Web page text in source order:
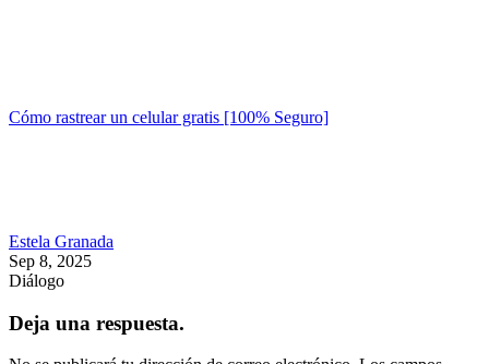
Cómo rastrear un celular gratis [100% Seguro]
Estela Granada
Sep 8, 2025
Diálogo
Deja una respuesta.